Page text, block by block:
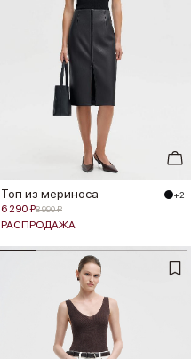
Топ из мериноса +2
6 290 ₽8 990 ₽
РАСПРОДАЖА